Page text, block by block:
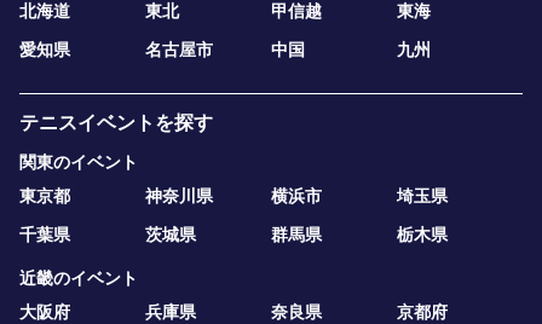
北海道
東北 甲信越
東海
愛知県
名古屋市 中国 九州
テニスイベントを探す
関東のイベント
東京都
神奈川県 横浜市
埼玉県
千葉県
茨城県 群馬県 栃木県
近畿のイベント
大阪府
兵庫県 奈良県
京都府